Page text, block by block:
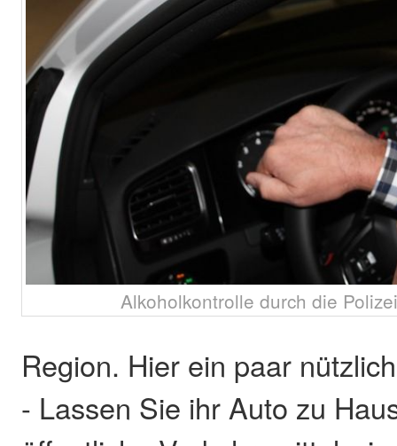
Alkoholkontrolle durch die
Region. Hier ein paar
- Lassen Sie ihr Auto zu